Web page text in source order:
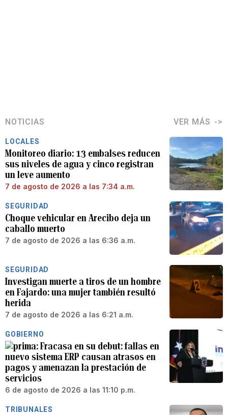
NOTICIAS VER MÁS
LOCALES
Monitoreo diario: 13 embalses reducen
sus niveles de agua y cinco registran
un leve aumento
7 de agosto de 2026 a las 7:34 a.m.
SEGURIDAD
Choque vehicular en Arecibo deja un
caballo muerto
7 de agosto de 2026 a las 6:36 a.m.
SEGURIDAD
Investigan muerte a tiros de un hombre
en Fajardo: una mujer también resultó
herida
7 de agosto de 2026 a las 6:21 a.m.
GOBIERNO
Fracasa en su debut: fallas en
nuevo sistema ERP causan atrasos en
pagos y amenazan la prestación de
servicios
6 de agosto de 2026 a las 11:10 p.m.
TRIBUNALES